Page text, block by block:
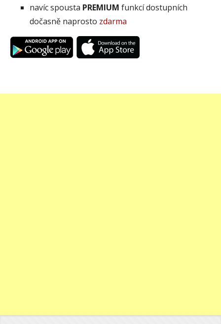
navíc spousta PREMIUM funkcí dostupních
dočasně naprosto zdarma